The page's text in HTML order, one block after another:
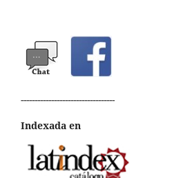
----------------------------------
Indexada en